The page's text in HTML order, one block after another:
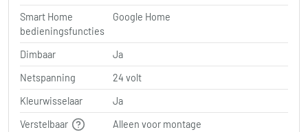
Smart Home
bedieningsfuncties
Google Home
Dimbaar
Ja
Netspanning
24 volt
Kleurwisselaar
Ja
Verstelbaar
Alleen voor montage